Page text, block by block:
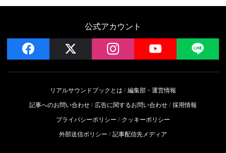
公式アカウント
facebook instagram YouTube
リアルサウンドブックとは
編集部・運営情報
記事へのお問い合わせ
広告に関するお問い合わせ 採用情報
プライバシーポリシー
クッキーポリシー
外部送信ポリシー
記事配信先メディア